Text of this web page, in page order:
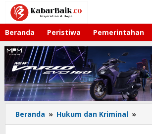
Lewati
konten
Beranda Peristiwa Pemerintahan
Beranda » Hukum dan Kriminal »
Sita